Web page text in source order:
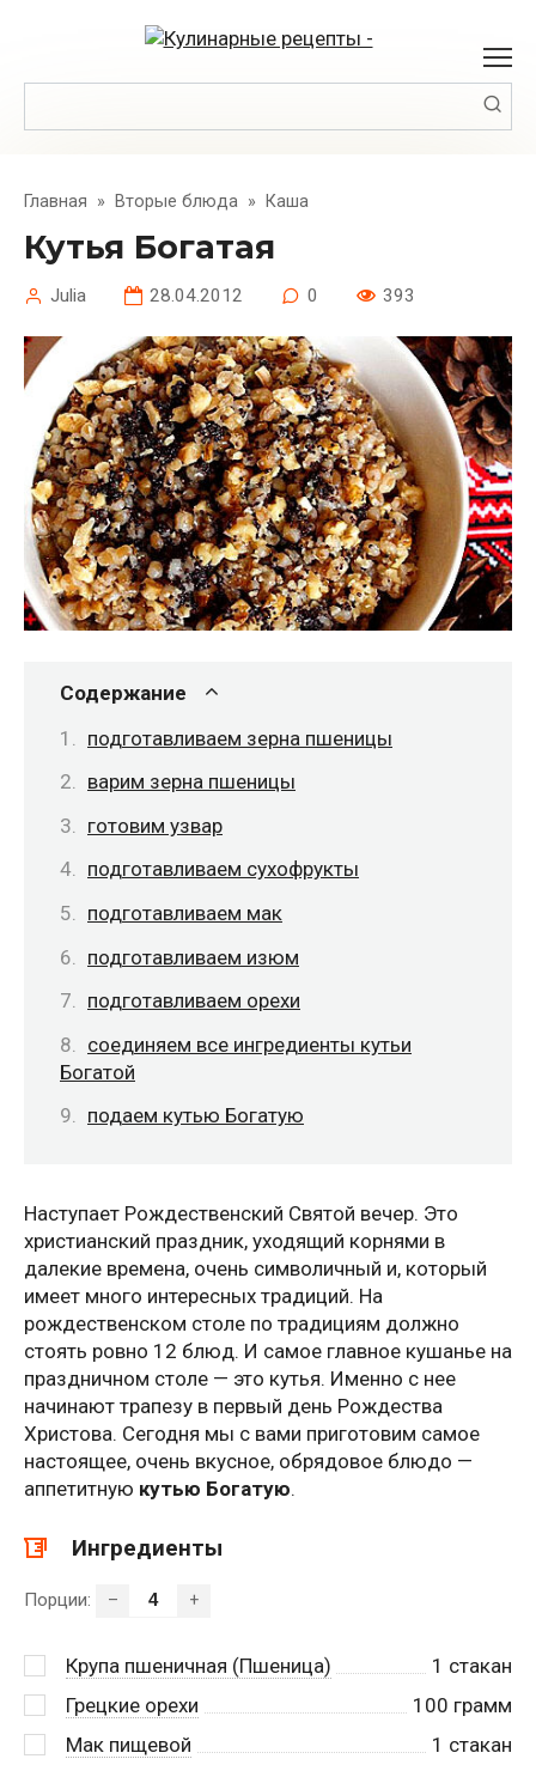
Главная » Вторые блюда » Каша
Кутья Богатая
Julia 28.04.2012 0 393
Содержание
подготавливаем зерна пшеницы
варим зерна пшеницы
готовим узвар
подготавливаем сухофрукты
подготавливаем мак
подготавливаем изюм
подготавливаем орехи
соединяем все ингредиенты кутьи
Богатой
подаем кутью Богатую
Наступает Рождественский Святой вечер. Это
христианский праздник, уходящий корнями в
далекие времена, очень символичный и, который
имеет много интересных традиций. На
рождественском столе по традициям должно
стоять ровно 12 блюд. И самое главное кушанье на
праздничном столе — это кутья. Именно с нее
начинают трапезу в первый день Рождества
Христова. Сегодня мы с вами приготовим самое
настоящее, очень вкусное, обрядовое блюдо —
аппетитную кутью Богатую.
Ингредиенты
Порции: – +
Крупа пшеничная (Пшеница) 1 стакан
Грецкие орехи
100 грамм
Мак пищевой
1 стакан